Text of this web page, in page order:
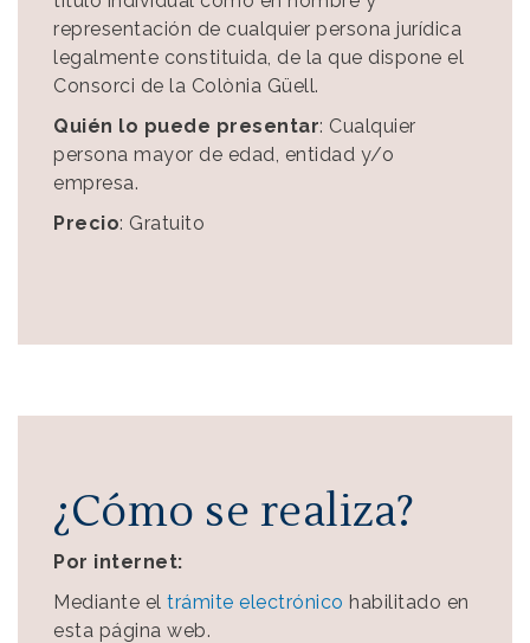
representación de cualquier persona jurídica
legalmente constituida, de la que dispone el
Consorci de la Colònia Güell.
Quién lo puede presentar: Cualquier
persona mayor de edad, entidad y/o
empresa.
Precio: Gratuito
¿Cómo se realiza?
Por internet:
Mediante el trámite electrónico habilitado en
esta página web.